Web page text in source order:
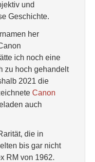
und
Geschichte.
her
ich noch eine
zu hoch gehandelt
2021 die
Canon
auch
die in
bis gar nicht
RM von 1962.